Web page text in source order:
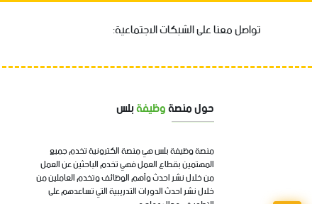
تواصل معنا على الشبكات الاجتماعية:
حول منصةوظيفةبلس
منصة وظيفة بلس هي منصة الكترونية تخدم جميع
المهتمين بقطاع العمل فهي تخدم الباحثين عن العمل
من خلال نشر احدث وأهم الوظائف وتخدم العاملين من
خلال نشر احدث الدورات التدريبية التي تساعدهم على